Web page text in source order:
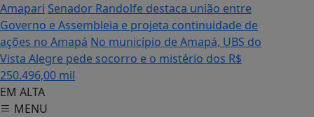
Amapari Senador Randolfe destaca união entre
Governo e Assembleia e projeta continuidade de
ações no Amapá No município de Amapá, UBS do
Vista Alegre pede socorro e o mistério dos R$
250.496,00 mil
EM ALTA
MENU